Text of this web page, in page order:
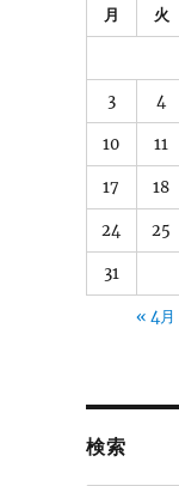
月 火
3 4
10 11
17 18
24 25
31
« 4月
検索